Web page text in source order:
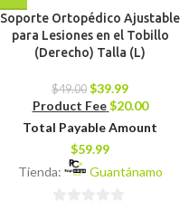
Soporte Ortopédico Ajustable
para Lesiones en el Tobillo
(Derecho) Talla (L)
$49.00 $39.99
Product Fee $20.00
Total Payable Amount
$59.99
Tienda:
Guantánamo